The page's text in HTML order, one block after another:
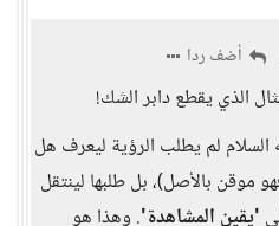
أضف ردا
الذي يقطع دابر الشك!
السلام لم يطلب الرؤية ليعرف هل
موقن بالأصل)، بل طلبها لينتقل
'يقين المشاهدة'. وهذا هو